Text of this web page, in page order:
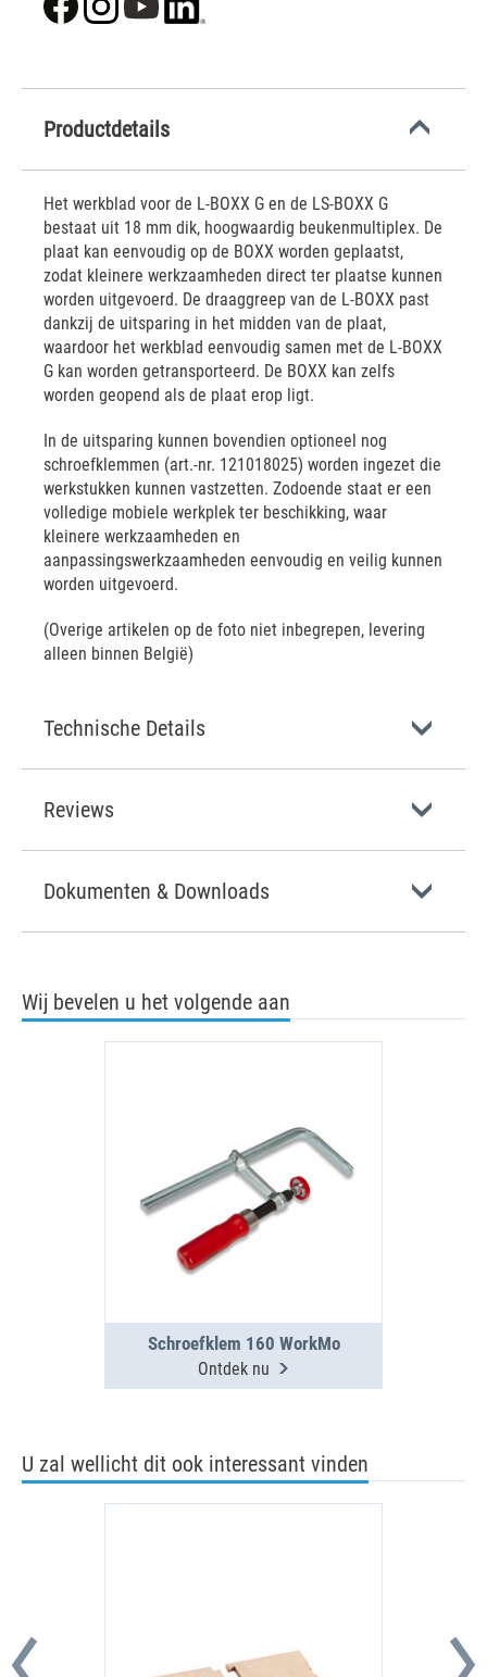
Productdetails
Het werkblad voor de L-BOXX G en de LS-BOXX G
bestaat uit 18 mm dik, hoogwaardig beukenmultiplex. De
plaat kan eenvoudig op de BOXX worden geplaatst,
zodat kleinere werkzaamheden direct ter plaatse kunnen
worden uitgevoerd. De draaggreep van de L-BOXX past
dankzij de uitsparing in het midden van de plaat,
waardoor het werkblad eenvoudig samen met de L-BOXX
G kan worden getransporteerd. De BOXX kan zelfs
worden geopend als de plaat erop ligt.
In de uitsparing kunnen bovendien optioneel nog
schroefklemmen (art.-nr. 121018025) worden ingezet die
werkstukken kunnen vastzetten. Zodoende staat er een
volledige mobiele werkplek ter beschikking, waar
kleinere werkzaamheden en
aanpassingswerkzaamheden eenvoudig en veilig kunnen
worden uitgevoerd.
(Overige artikelen op de foto niet inbegrepen, levering
alleen binnen België)
Technische Details
Reviews
Dokumenten & Downloads
Wij bevelen u het volgende aan
Schroefklem 160 WorkMo
Ontdek nu
U zal wellicht dit ook interessant vinden